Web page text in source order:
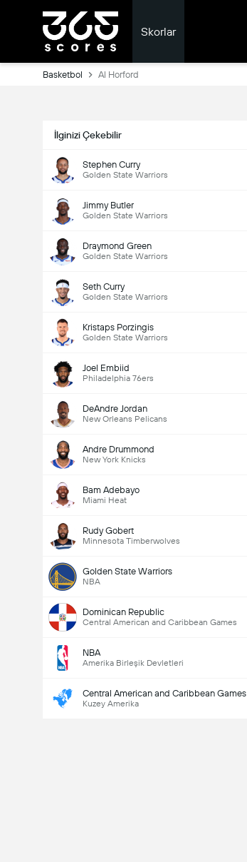
Skorlar
Basketbol Al Horford
İlginizi Çekebilir
Stephen Curry
Golden State Warriors
Jimmy Butler
Golden State Warriors
Draymond Green
Golden State Warriors
Seth Curry
Golden State Warriors
Kristaps Porzingis
Golden State Warriors
Joel Embiid
Philadelphia 76ers
DeAndre Jordan
New Orleans Pelicans
Andre Drummond
New York Knicks
Bam Adebayo
Miami Heat
Rudy Gobert
Minnesota Timberwolves
Golden State Warriors
NBA
Dominican Republic
Central American and Caribbean Games
NBA
Amerika Birleşik Devletleri
Central American and Caribbean Games
Kuzey Amerika